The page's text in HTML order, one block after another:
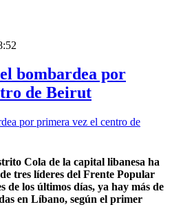
bombardea por
de Beirut
Cola de la capital libanesa ha
tres líderes del Frente Popular
de los últimos días, ya hay más de
en Líbano, según el primer